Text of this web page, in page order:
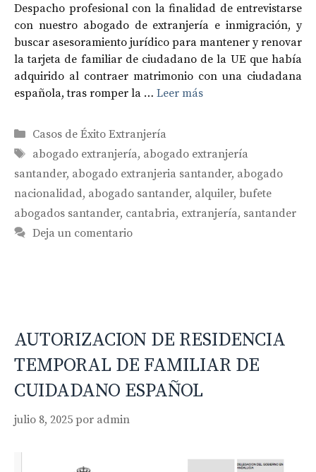
Despacho profesional con la finalidad de entrevistarse
con nuestro abogado de extranjería e inmigración, y
buscar asesoramiento jurídico para mantener y renovar
la tarjeta de familiar de ciudadano de la UE que había
adquirido al contraer matrimonio con una ciudadana
española, tras romper la … Leer más
Categorías
Casos de Éxito Extranjería
Etiquetas
abogado extranjería, abogado extranjería
santander, abogado extranjeria santander, abogado
nacionalidad, abogado santander, alquiler, bufete
abogados santander, cantabria, extranjería, santander
Deja un comentario
AUTORIZACION DE RESIDENCIA
TEMPORAL DE FAMILIAR DE
CUIDADANO ESPAÑOL
julio 8, 2025 por admin